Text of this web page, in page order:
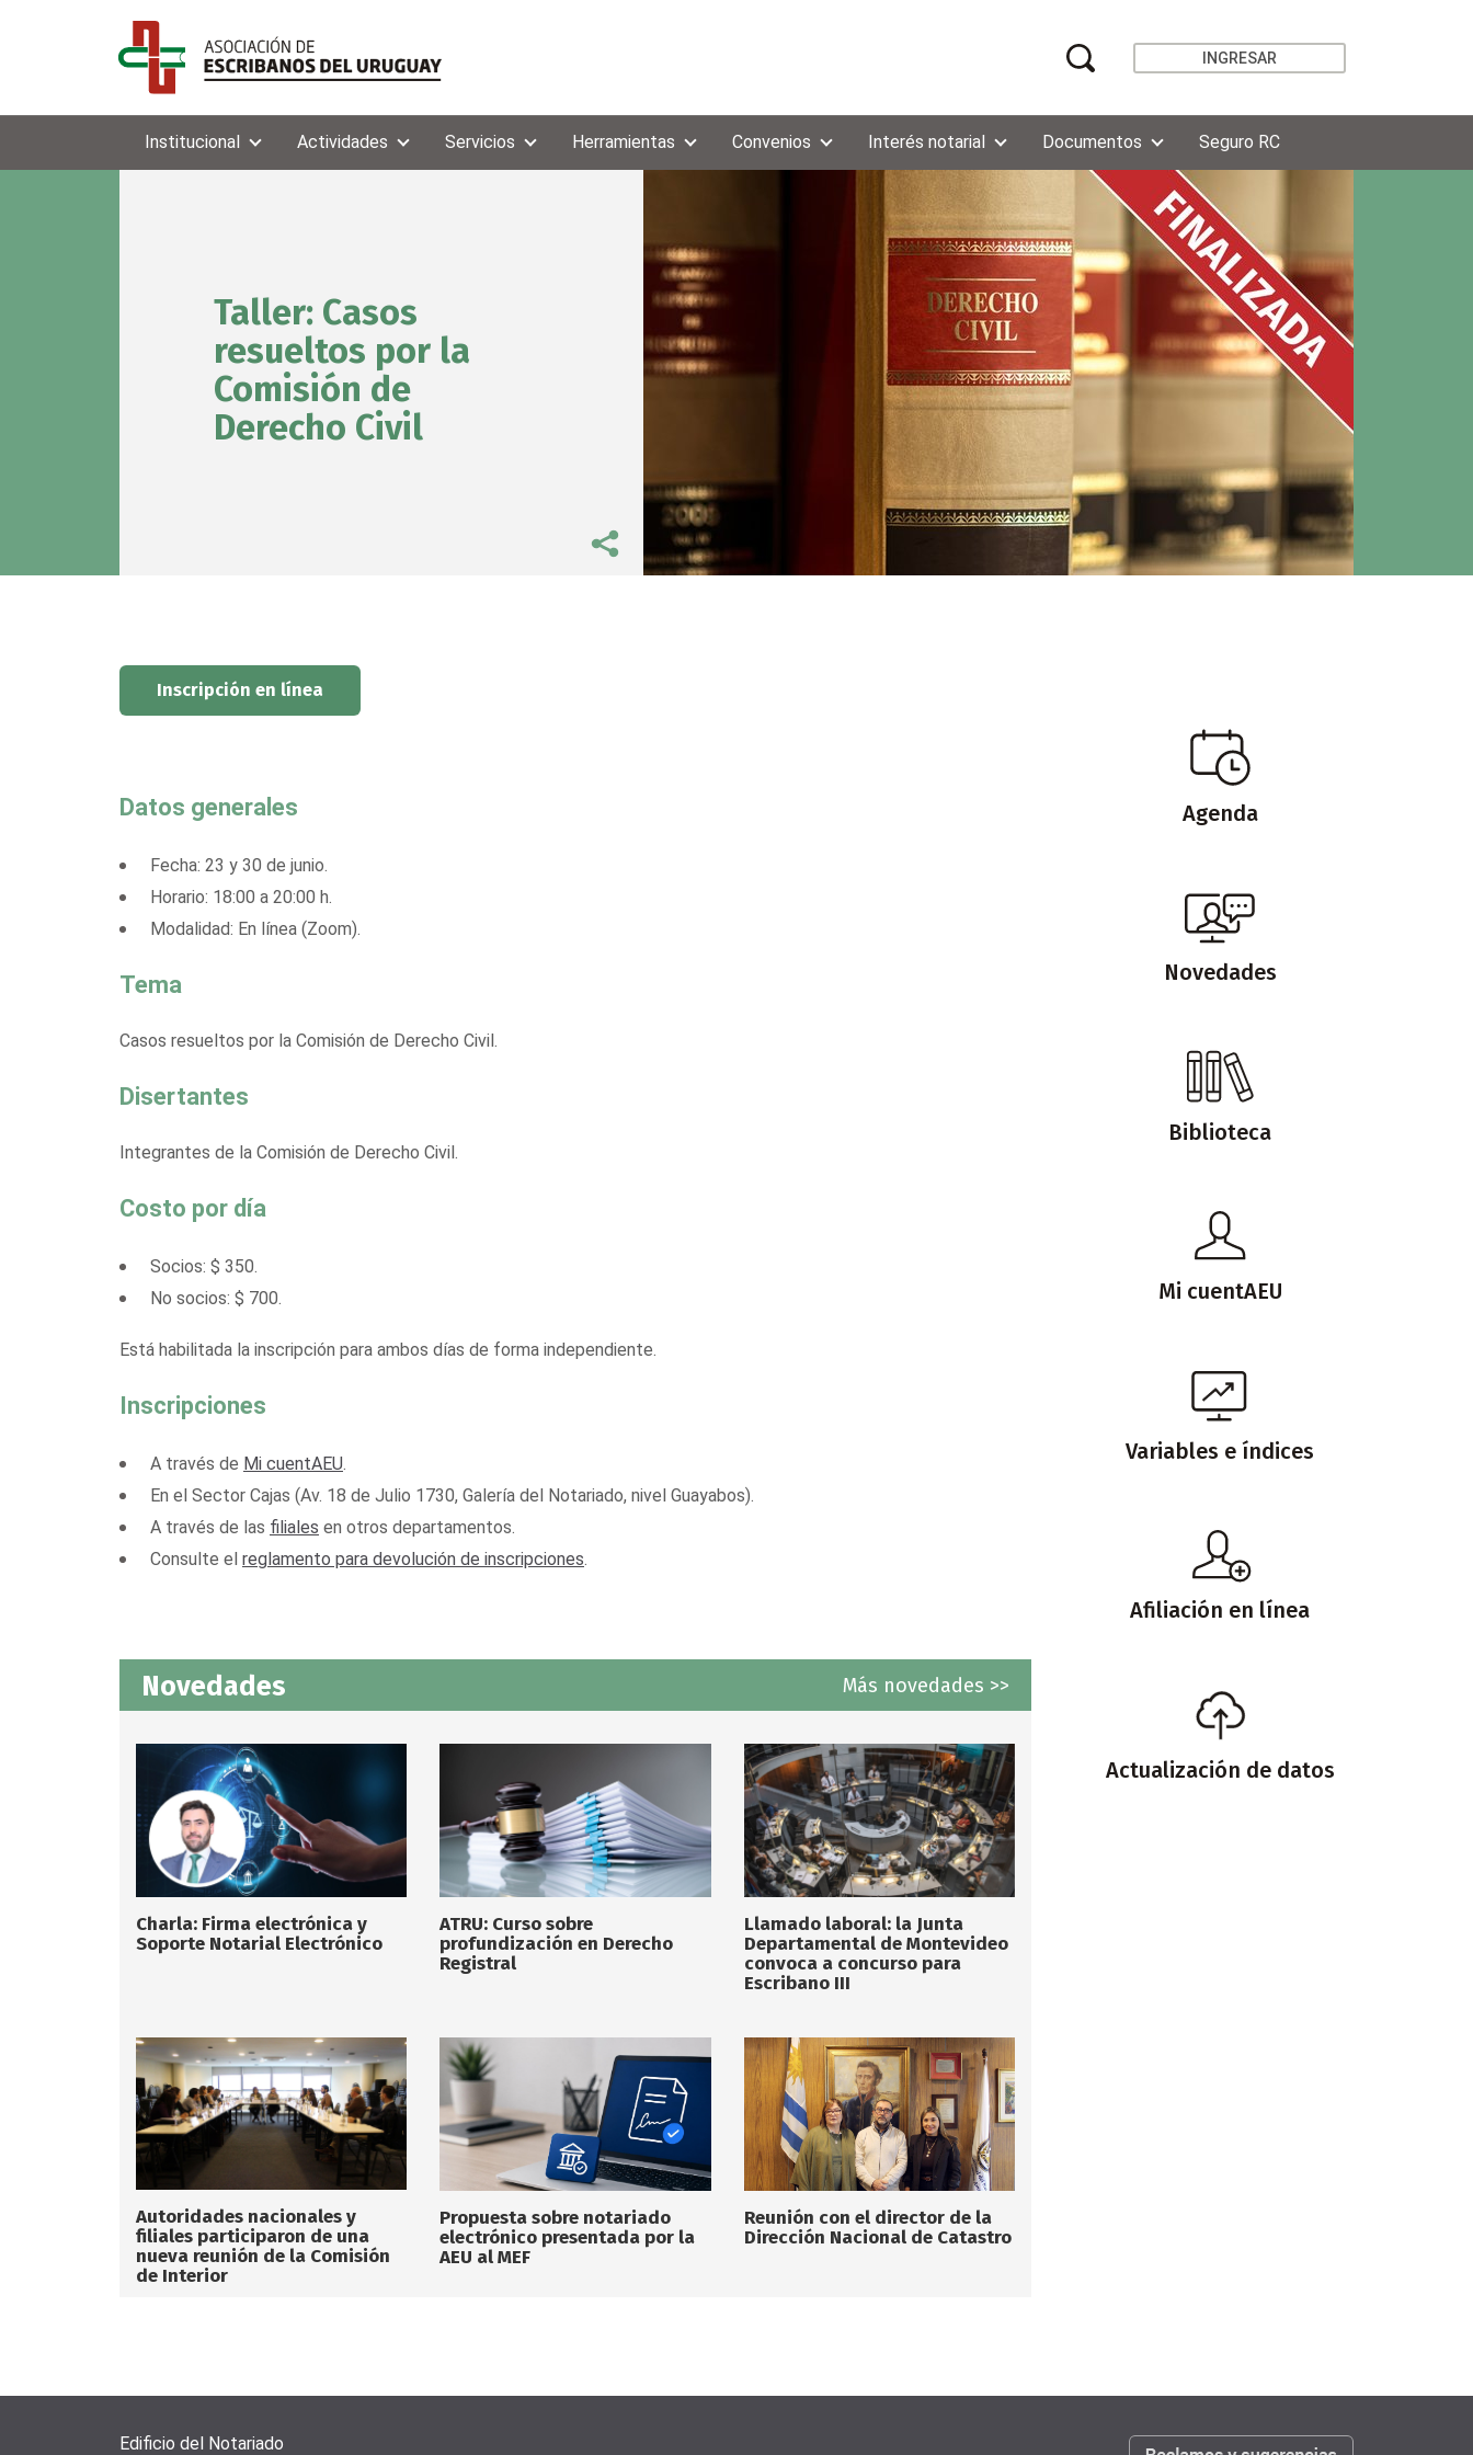
INGRESAR
Institucional Actividades Servicios Herramientas Convenios Interés notarial Documentos Seguro RC
Taller: Casos
resueltos por la
Comisión de
Derecho Civil
Inscripción en línea
Datos generales
Fecha: 23 y 30 de junio.
Horario: 18:00 a 20:00 h.
Modalidad: En línea (Zoom).
Tema
Casos resueltos por la Comisión de Derecho Civil.
Disertantes
Integrantes de la Comisión de Derecho Civil.
Costo por día
Socios: $ 350.
No socios: $ 700.
Está habilitada la inscripción para ambos días de forma independiente.
Inscripciones
A través de Mi cuentAEU.
En el Sector Cajas (Av. 18 de Julio 1730, Galería del Notariado, nivel Guayabos).
A través de las filiales en otros departamentos.
Consulte el reglamento para devolución de inscripciones.
Novedades Más novedades >>
Charla: Firma electrónica y
Soporte Notarial Electrónico
ATRU: Curso sobre
profundización en Derecho
Registral
Llamado laboral: la Junta
Departamental de Montevideo
convoca a concurso para
Escribano III
Autoridades nacionales y
filiales participaron de una
nueva reunión de la Comisión
de Interior
Propuesta sobre notariado
electrónico presentada por la
AEU al MEF
Reunión con el director de la
Dirección Nacional de Catastro
Agenda
Novedades
Biblioteca
Mi cuentAEU
Variables e índices
Afiliación en línea
Actualización de datos
Edificio del Notariado